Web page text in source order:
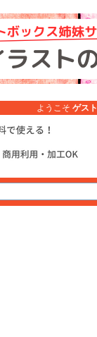
ようこそ ゲスト